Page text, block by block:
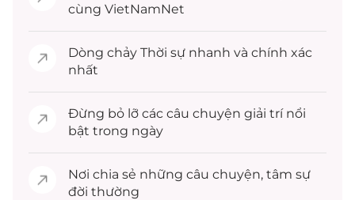
cùng VietNamNet
Dòng chảy Thời sự nhanh và chính xác
nhất
Đừng bỏ lỡ các câu chuyện giải trínổi
bật trong ngày
Nơi chia sẻ những câu chuyện, tâm sự
đời thường